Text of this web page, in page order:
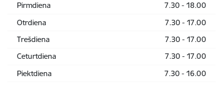
Pirmdiena
7.30 - 18.00
Otrdiena
7.30 - 17.00
Trešdiena
7.30 - 17.00
Ceturtdiena
7.30 - 17.00
Piektdiena
7.30 - 16.00